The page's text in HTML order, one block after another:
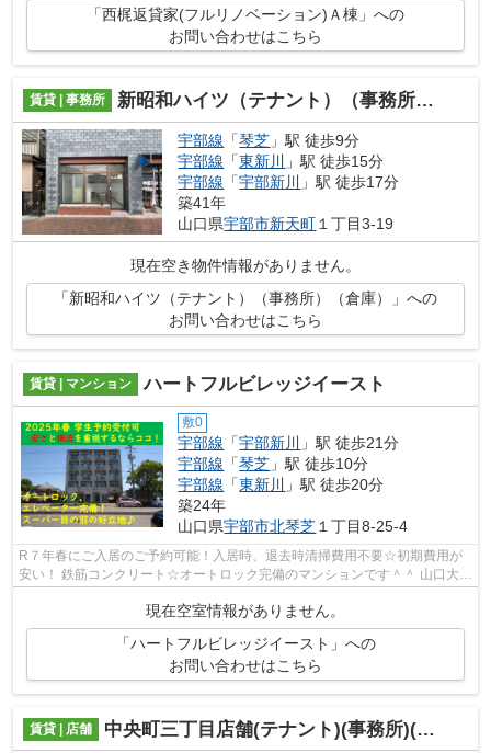
「西梶返貸家(フルリノベーション)Ａ棟」への
お問い合わせはこちら
賃貸 | 事務所 新昭和ハイツ（テナント）（事務所）（倉庫）
宇部線 「琴芝 」駅 徒歩9分
宇部線 「東新川
」駅 徒歩15分
宇部線 「宇部新川
」駅 徒歩17分
築41年
山口県宇部市新天町 １丁目3-19
現在空き物件情報がありません。
「新昭和ハイツ（テナント）（事務所）（倉庫）」への
お問い合わせはこちら
賃貸 | マンション ハートフルビレッジイースト
敷0
宇部線 「宇部新川
」駅 徒歩21分
宇部線 「琴芝 」駅 徒歩10分
宇部線 「東新川
」駅 徒歩20分
築24年
山口県宇部市北琴芝 １丁目8-25-4
R７年春にご入居のご予約可能！入居時、退去時清掃費用不要☆初期費用が
安い！ 鉄筋コンクリート☆オートロック完備のマンションです＾＾ 山口大学
医学部まで徒歩圏内！詳細は和幸不動産...
現在空室情報がありません。
「ハートフルビレッジイースト」への
お問い合わせはこちら
賃貸 | 店舗 中央町三丁目店舗(テナント)(事務所)(倉庫）